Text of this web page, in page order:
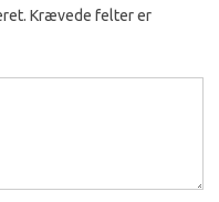
Krævede felter er